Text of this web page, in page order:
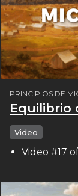
PRINCIPIOS DE
Equilibrio
Video
Video #17